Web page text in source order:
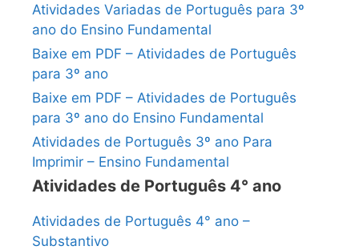
Atividades Variadas de Português para 3º
ano do Ensino Fundamental
Baixe em PDF – Atividades de Português
para 3º ano
Baixe em PDF – Atividades de Português
para 3º ano do Ensino Fundamental
Atividades de Português 3º ano Para
Imprimir – Ensino Fundamental
Atividades de Português 4° ano
Atividades de Português 4° ano –
Substantivo